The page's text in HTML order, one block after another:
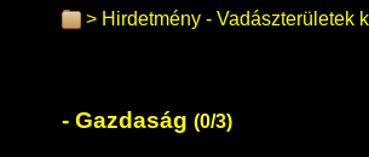
Hirdetmény - Vadászterületek
Gazdaság (0/3)